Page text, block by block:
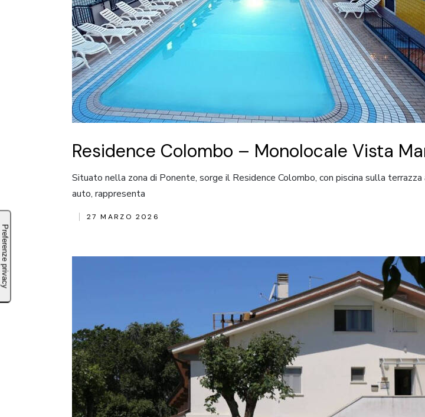
Residence Colombo – Monolocale Vista
Situato nella zona di Ponente, sorge il Residence Colombo, con piscina sulla
auto, rappresenta
27 MARZO 2026